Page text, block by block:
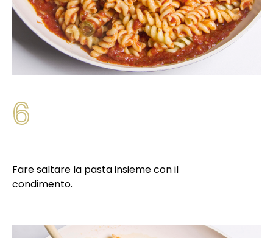
6
Fare saltare la pasta insieme con il
condimento.